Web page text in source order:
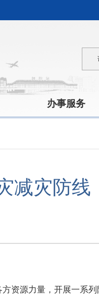
办事服务
减灾防线
源力量，开展一系列